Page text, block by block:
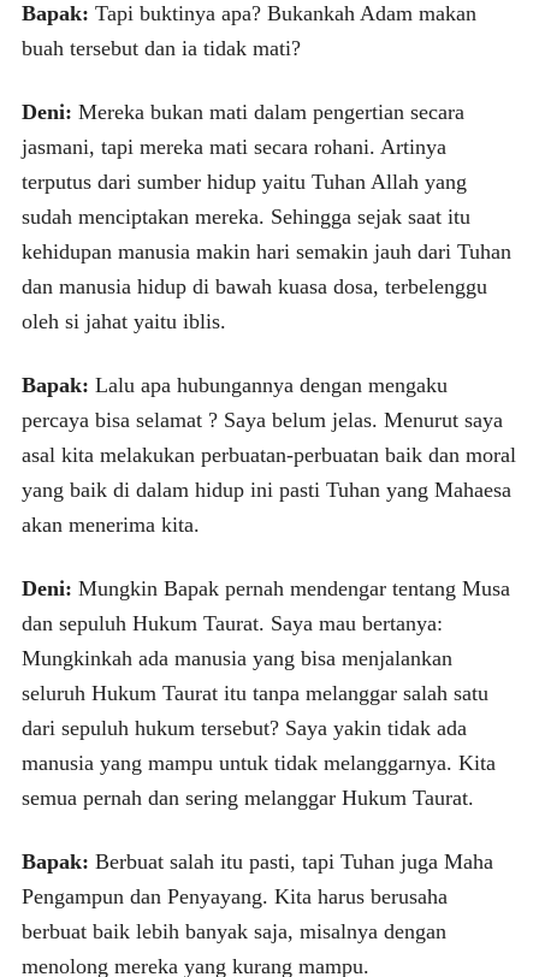
Bapak: Tapi buktinya apa? Bukankah Adam makan
buah tersebut dan ia tidak mati?
Deni: Mereka bukan mati dalam pengertian secara
jasmani, tapi mereka mati secara rohani. Artinya
terputus dari sumber hidup yaitu Tuhan Allah yang
sudah menciptakan mereka. Sehingga sejak saat itu
kehidupan manusia makin hari semakin jauh dari Tuhan
dan manusia hidup di bawah kuasa dosa, terbelenggu
oleh si jahat yaitu iblis.
Bapak: Lalu apa hubungannya dengan mengaku
percaya bisa selamat ? Saya belum jelas. Menurut saya
asal kita melakukan perbuatan-perbuatan baik dan moral
yang baik di dalam hidup ini pasti Tuhan yang Mahaesa
akan menerima kita.
Deni: Mungkin Bapak pernah mendengar tentang Musa
dan sepuluh Hukum Taurat. Saya mau bertanya:
Mungkinkah ada manusia yang bisa menjalankan
seluruh Hukum Taurat itu tanpa melanggar salah satu
dari sepuluh hukum tersebut? Saya yakin tidak ada
manusia yang mampu untuk tidak melanggarnya. Kita
semua pernah dan sering melanggar Hukum Taurat.
Bapak: Berbuat salah itu pasti, tapi Tuhan juga Maha
Pengampun dan Penyayang. Kita harus berusaha
berbuat baik lebih banyak saja, misalnya dengan
menolong mereka yang kurang mampu.